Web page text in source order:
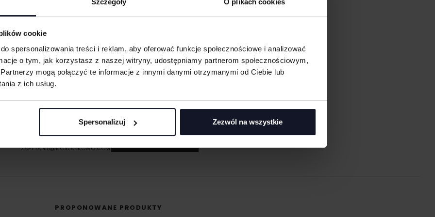
Szczegóły O plikach cookies
cookie
spersonalizowania treści i reklam, aby oferować funkcje społecznościowe i analizować
o tym, jak korzystasz z naszej witryny, udostępniamy partnerom społecznościowym,
mogą połączyć te informacje z innymi danymi otrzymanymi od Ciebie lub
z ich usług.
Spersonalizuj Zezwól na wszystkie
merchu.
wyciętego
odzieży
na
na
MASZ PYTANIA? ZAPYTAJ SPECJALISTĘ
masz pytania odnośnie naszych produktów, zdobień lub współpracy, nasi
specjaliści chętnie Ci pomogą.
+48 733 904 144
ZAPYTANIA@KOSZULKOWO.COM
PROPONOWANE PRODUKTY